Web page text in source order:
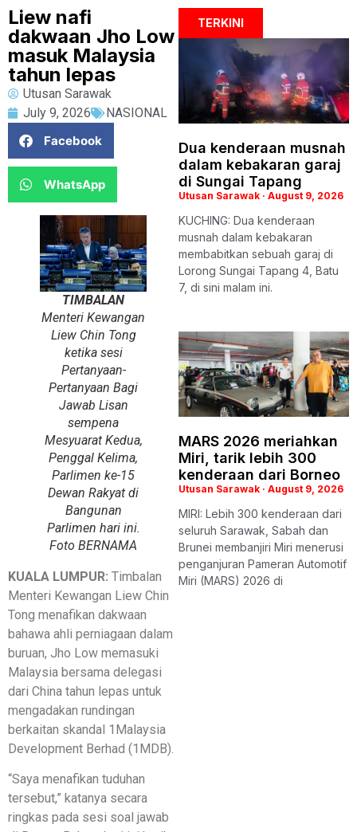
Liew nafi
dakwaan Jho Low
masuk Malaysia
tahun lepas
Utusan Sarawak
July 9, 2026
NASIONAL
Facebook
WhatsApp
TIMBALAN
Menteri Kewangan
Liew Chin Tong
ketika sesi
Pertanyaan-
Pertanyaan Bagi
Jawab Lisan
sempena
Mesyuarat Kedua,
Penggal Kelima,
Parlimen ke-15
Dewan Rakyat di
Bangunan
Parlimen hari ini.
Foto BERNAMA
KUALA LUMPUR: Timbalan
Menteri Kewangan Liew Chin
Tong menafikan dakwaan
bahawa ahli perniagaan dalam
buruan, Jho Low memasuki
Malaysia bersama delegasi
dari China tahun lepas untuk
mengadakan rundingan
berkaitan skandal 1Malaysia
Development Berhad (1MDB).
“Saya menafikan tuduhan
tersebut,” katanya secara
ringkas pada sesi soal jawab
TERKINI
Dua kenderaan musnah
dalam kebakaran garaj
di Sungai Tapang
Utusan Sarawak August 9, 2026
KUCHING: Dua kenderaan
musnah dalam kebakaran
membabitkan sebuah garaj di
Lorong Sungai Tapang 4, Batu
7, di sini malam ini.
MARS 2026 meriahkan
Miri, tarik lebih 300
kenderaan dari Borneo
Utusan Sarawak August 9, 2026
MIRI: Lebih 300 kenderaan dari
seluruh Sarawak, Sabah dan
Brunei membanjiri Miri menerusi
penganjuran Pameran Automotif
Miri (MARS) 2026 di